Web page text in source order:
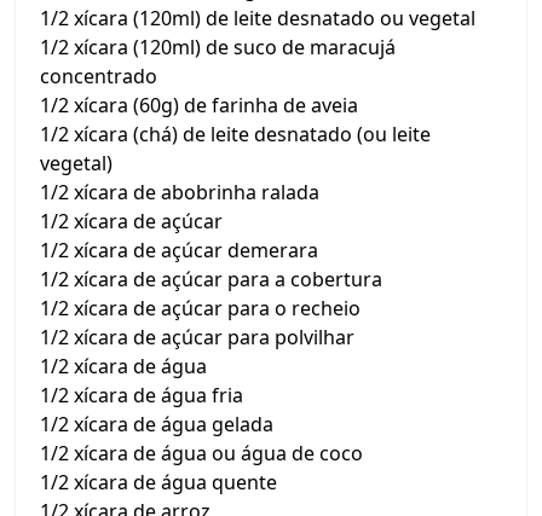
1/2 xícara (120ml) de leite desnatado ou vegetal
1/2 xícara (120ml) de suco de maracujá
concentrado
1/2 xícara (60g) de farinha de aveia
1/2 xícara (chá) de leite desnatado (ou leite
vegetal)
1/2 xícara de abobrinha ralada
1/2 xícara de açúcar
1/2 xícara de açúcar demerara
1/2 xícara de açúcar para a cobertura
1/2 xícara de açúcar para o recheio
1/2 xícara de açúcar para polvilhar
1/2 xícara de água
1/2 xícara de água fria
1/2 xícara de água gelada
1/2 xícara de água ou água de coco
1/2 xícara de água quente